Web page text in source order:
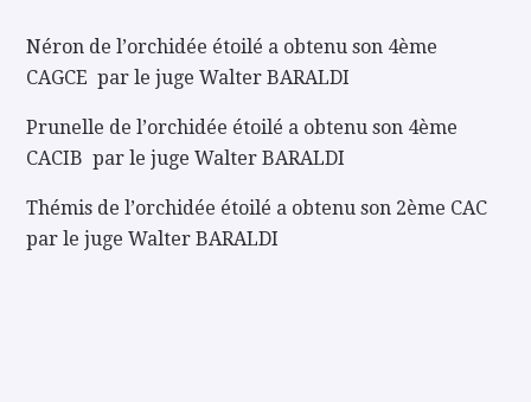
Néron de l’orchidée étoilé a obtenu son 4ème
CAGCE par le juge Walter BARALDI
Prunelle de l’orchidée étoilé a obtenu son 4ème
CACIB par le juge Walter BARALDI
Thémis de l’orchidée étoilé a obtenu son 2ème CAC
par le juge Walter BARALDI